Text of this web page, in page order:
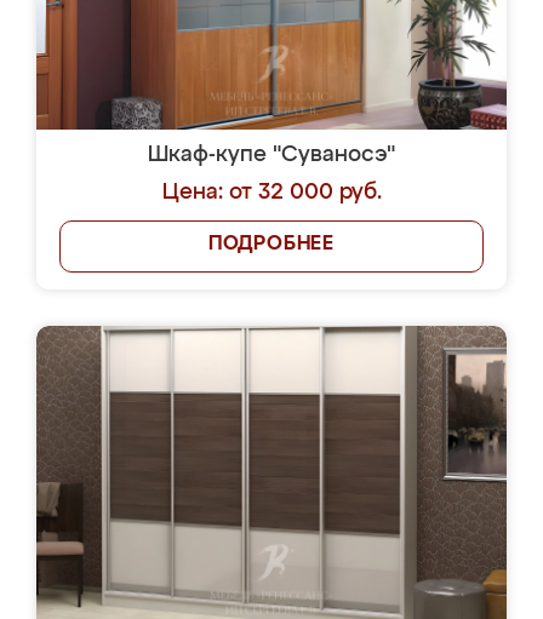
Шкаф-купе "Суваносэ"
Цена: от 32 000 руб.
ПОДРОБНЕЕ